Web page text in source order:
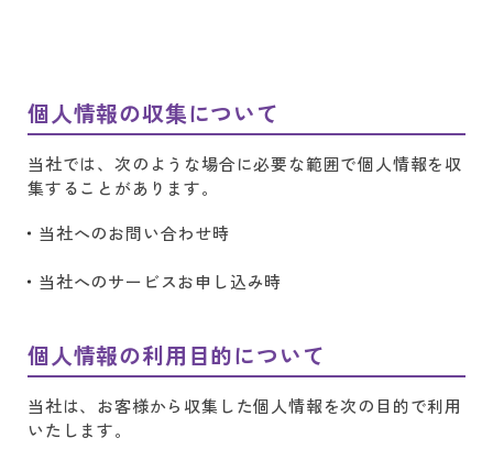
個人情報の収集について
当社では、次のような場合に必要な範囲で個人情報を収
集することがあります。
当社へのお問い合わせ時
当社へのサービスお申し込み時
個人情報の利用目的について
当社は、お客様から収集した個人情報を次の目的で利用
いたします。